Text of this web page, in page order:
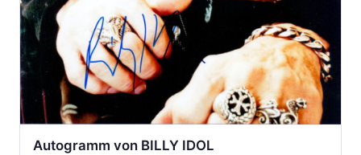
Autogramm von BILLY IDOL